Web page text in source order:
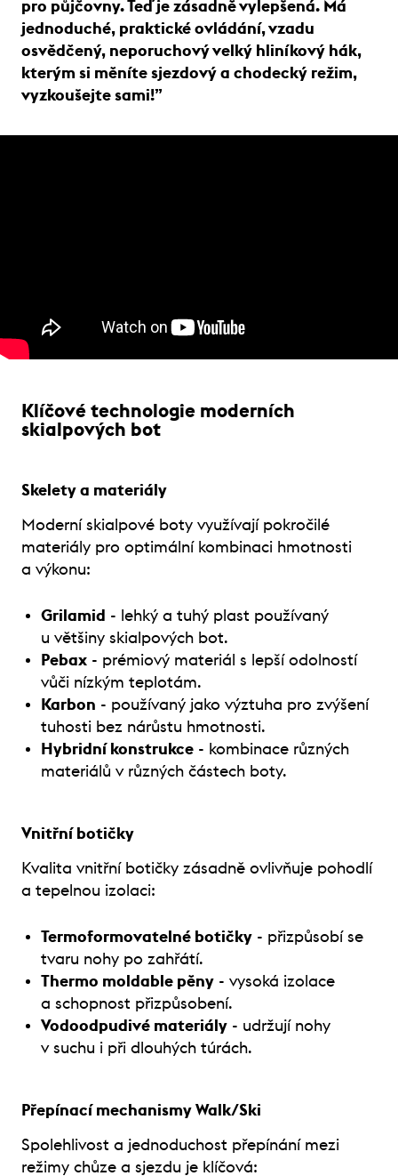
pro půjčovny. Teď je zásadně vylepšená. Má
jednoduché, praktické ovládání, vzadu
osvědčený, neporuchový velký hliníkový hák,
kterým si měníte sjezdový a chodecký režim,
vyzkoušejte sami!”
Klíčové technologie moderních
skialpových bot
Skelety a materiály
Moderní skialpové boty využívají pokročilé
materiály pro optimální kombinaci hmotnosti
a výkonu:
Grilamid - lehký a tuhý plast používaný
u většiny skialpových bot.
Pebax- prémiový materiál s lepší odolností
vůči nízkým teplotám.
Karbon - používaný jako výztuha pro zvýšení
tuhosti bez nárůstu hmotnosti.
Hybridní konstrukce- kombinace různých
materiálů v různých částech boty.
Vnitřní botičky
Kvalita vnitřní botičky zásadně ovlivňuje pohodlí
a tepelnou izolaci:
Termoformovatelné botičky- přizpůsobí se
tvaru nohy po zahřátí.
Thermo moldable pěny- vysoká izolace
a schopnost přizpůsobení.
Vodoodpudivé materiály- udržují nohy
v suchu i při dlouhých túrách.
Přepínací mechanismy Walk/Ski
Spolehlivost a jednoduchost přepínání mezi
režimy chůze a sjezdu je klíčová: